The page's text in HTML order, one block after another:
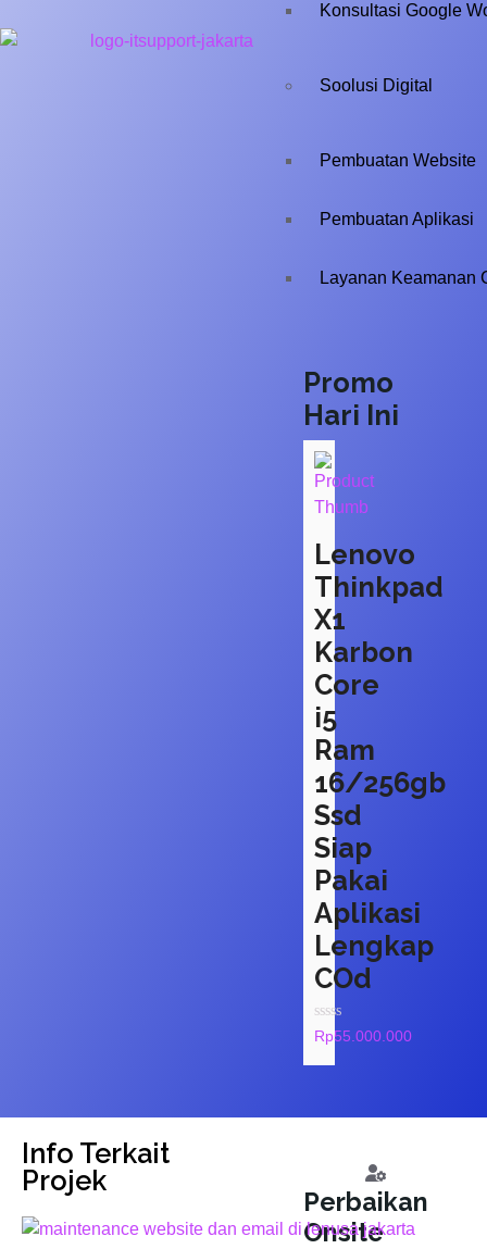
Konsultasi Google
Soolusi Digital
Pembuatan Website
Pembuatan Aplikasi
Layanan Keamanan
Promo
Hari Ini
Lenovo
Thinkpad
X1
Karbon
Core
i5
Ram
16/256gb
Ssd
Siap
Pakai
Aplikasi
Lengkap
COd
Rated
0
Rp55.000.000
Perbaikan
Onsite
Info Terkait
Projek